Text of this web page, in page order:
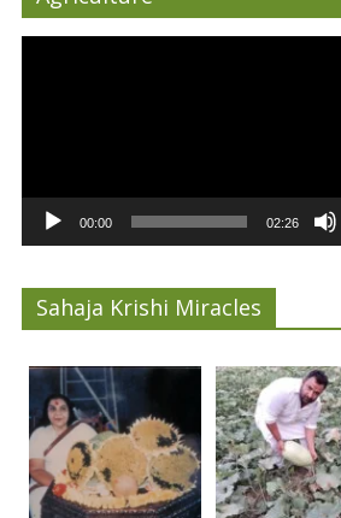
00:00 02:26
Sahaja Krishi Miracles